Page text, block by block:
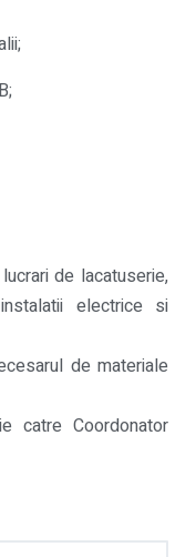
de lacatuserie,
electrice si
de materiale
catre Coordonator